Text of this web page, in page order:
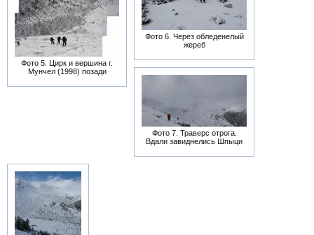
Фото 5. Цирк и вершина г.
Мунчел (1998) позади
Фото 6. Через обледенелый
жереб
Фото 7. Траверс отрога.
Вдали завиднелись Шпыци